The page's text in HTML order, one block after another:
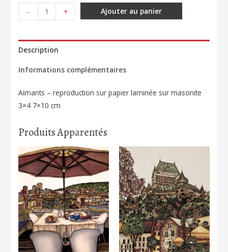
-
de
au
60
+ Ajouter au panier
Description
Informations complémentaires
Aimants – reproduction sur papier laminée sur masonite
3×4 7×10 cm
Produits Apparentés